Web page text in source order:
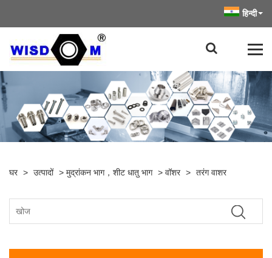
हिन्दी
घर > उत्पादों > मुद्रांकन भाग，शीट धातु भाग > वॉशर > तरंग वाशर